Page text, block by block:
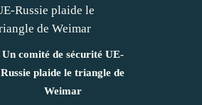
Un comité de sécurité UE-
Russie plaide le triangle de
Weimar